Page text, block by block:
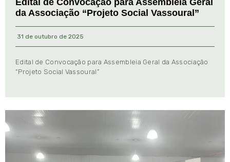
Edital de Convocação para Assembleia Geral
da Associação “Projeto Social Vassoural”
31 de outubro de 2025
Edital de Convocação para Assembleia Geral da Associação
“Projeto Social Vassoural”